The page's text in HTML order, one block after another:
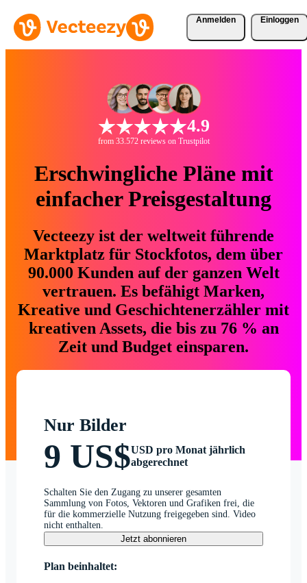
Anmelden Einloggen
4.9
from 33.572 reviews on Trustpilot
Erschwingliche Pläne mit
einfacher Preisgestaltung
Vecteezy ist der weltweit führende
Marktplatz für Stockfotos, dem über
90.000 Kunden auf der ganzen Welt
vertrauen. Es befähigt Marken,
Kreative und Geschichtenerzähler mit
kreativen Assets, die bis zu 76 % an
Zeit und Budget einsparen.
Nur Bilder
9 US$USD pro Monat jährlich
abgerechnet
Schalten Sie den Zugang zu unserer gesamten
Sammlung von Fotos, Vektoren und Grafiken frei, die
für die kommerzielle Nutzung freigegeben sind. Video
nicht enthalten.
Jetzt abonnieren
Plan beinhaltet: